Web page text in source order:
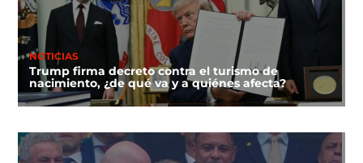
NOTICIAS
Trump firma decreto contra el turismo de
nacimiento, ¿de qué va y a quiénes afecta?